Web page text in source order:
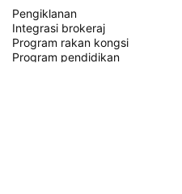
Pengiklanan
Integrasi brokeraj
Program rakan kongsi
Program pendidikan